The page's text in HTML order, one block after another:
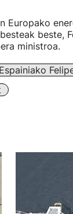
Europako
beste,
ministroa.
Espainiako